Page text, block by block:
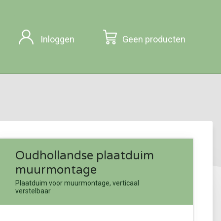
Inloggen Geen producten
Oudhollandse plaatduim
muurmontage
Plaatduim voor muurmontage, verticaal
verstelbaar